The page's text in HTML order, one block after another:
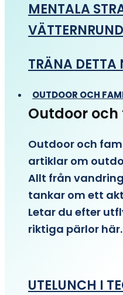
MENTALA
TRÄNA DETTA
OUTDOOR OCH
Outdoor
Outdoor och
artiklar om
Allt från
tankar om ett
Letar du efter
riktiga pärlor här.
UTELUNCH I